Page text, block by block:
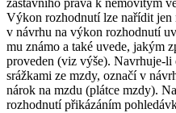
zástavního práva k nemovitým
Výkon rozhodnutí lze nařídit jen
v návrhu na výkon rozhodnutí
mu známo a také uvede, jakým
proveden (viz výše). Navrhuje-
srážkami ze mzdy, označí v
nárok na mzdu (plátce mzdy).
rozhodnutí přikázáním